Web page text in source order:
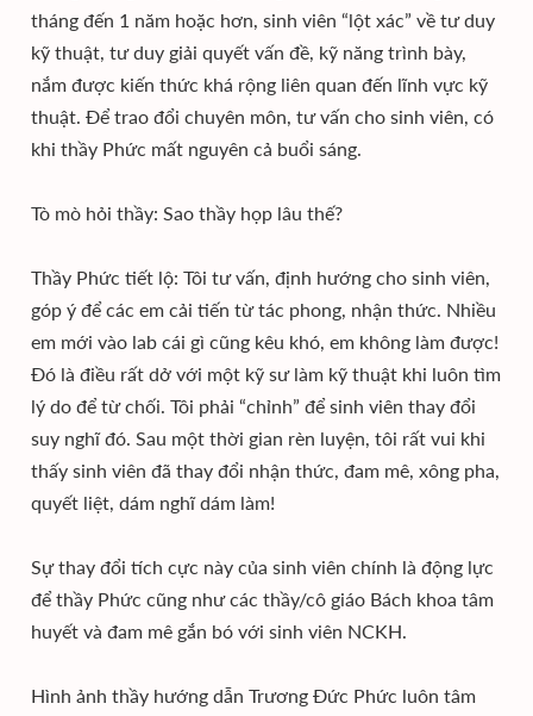
tháng đến 1 năm hoặc hơn, sinh viên “lột xác” về tư duy
kỹ thuật, tư duy giải quyết vấn đề, kỹ năng trình bày,
nắm được kiến thức khá rộng liên quan đến lĩnh vực kỹ
thuật. Để trao đổi chuyên môn, tư vấn cho sinh viên, có
khi thầy Phức mất nguyên cả buổi sáng.
Tò mò hỏi thầy: Sao thầy họp lâu thế?
Thầy Phức tiết lộ: Tôi tư vấn, định hướng cho sinh viên,
góp ý để các em cải tiến từ tác phong, nhận thức. Nhiều
em mới vào lab cái gì cũng kêu khó, em không làm được!
Đó là điều rất dở với một kỹ sư làm kỹ thuật khi luôn tìm
lý do để từ chối. Tôi phải “chỉnh” để sinh viên thay đổi
suy nghĩ đó. Sau một thời gian rèn luyện, tôi rất vui khi
thấy sinh viên đã thay đổi nhận thức, đam mê, xông pha,
quyết liệt, dám nghĩ dám làm!
Sự thay đổi tích cực này của sinh viên chính là động lực
để thầy Phức cũng như các thầy/cô giáo Bách khoa tâm
huyết và đam mê gắn bó với sinh viên NCKH.
Hình ảnh thầy hướng dẫn Trương Đức Phức luôn tâm